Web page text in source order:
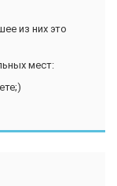
из них это
мест: